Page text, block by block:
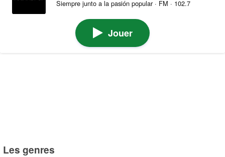
Siempre junto a la pasión popular · FM · 102.7
Jouer
Les genres